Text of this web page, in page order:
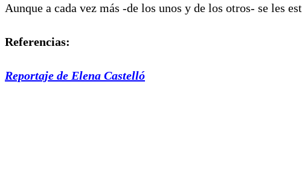
Aunque a cada vez más -de los unos y de los otros- se les
Referencias:
Reportaje de Elena Castelló